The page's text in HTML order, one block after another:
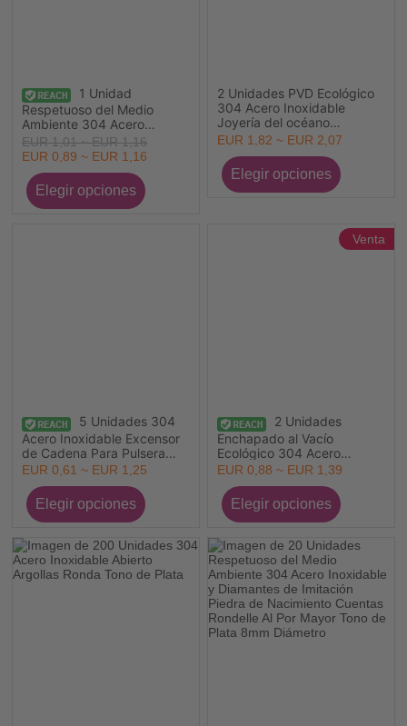
1 Unidad
Respetuoso del Medio
Ambiente 304 Acero
Inoxidable Viajar Colgantes
Multicolor Transparente
Rhinestone
EUR 1,01 ~ EUR 1,16
EUR 0,89 ~ EUR 1,16
2 Unidades PVD Ecológico
304 Acero Inoxidable
Joyería del océano
Colgantes Al Por Mayor
Chapado en Oro de 18K
EUR 1,82 ~ EUR 2,07
5 Unidades 304
Acero Inoxidable Excensor
de Cadena Para Pulsera
Collar Joyería Con Broche
EUR 0,61 ~ EUR 1,25
2 Unidades
Enchapado al Vacío
Ecológico 304 Acero
Inoxidable Joyería del
Chapado en Oro Estrella de
Mar
Venta
EUR 0,88 ~ EUR 1,39